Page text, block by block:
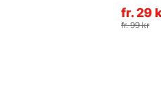
fr. 29
fr. 99 kr